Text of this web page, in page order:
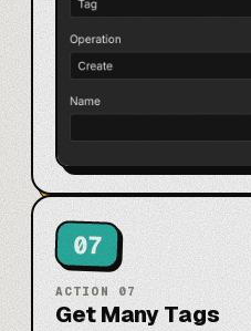
07
ACTION 07
Get Many Tags